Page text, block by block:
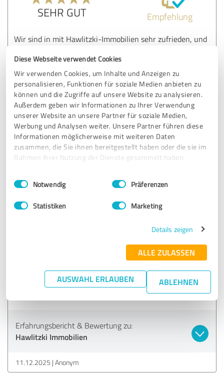
Diese Webseite verwendet Cookies
Wir verwenden Cookies, um Inhalte und Anzeigen zu
personalisieren, Funktionen für soziale Medien anbieten zu
können und die Zugriffe auf unsere Website zu analysieren.
Außerdem geben wir Informationen zu Ihrer Verwendung
unserer Website an unsere Partner für soziale Medien,
Werbung und Analysen weiter. Unsere Partner führen diese
Informationen möglicherweise mit weiteren Daten
zusammen, die Sie ihnen bereitgestellt haben oder die sie im
Rahmen Ihrer Nutzung der Dienste gesammelt haben.
Impressum Datenschutzbestimmungen
Einwilligungsauswahl
Notwendig Präferenzen
Statistiken Marketing
Details zeigen
ALLE ZULASSEN
AUSWAHL ERLAUBEN ABLEHNEN
SEHR GUT Empfehlung
Wir sind in mit Hawlitzki-Immobilien sehr zufrieden, und
War ein "Sorglos-Paket"
Erfahrungsbericht & Bewertung zu:
Hawlitzki Immobilien
12.12.2025 Anonym
SEHR GUT
unserer Immobilie gut, alle Faktoren wurden
berücksichtigt, auch auf Umstände die den Wert negativ
Alles im Allen waren mit von der Beratung und
Einschätzung zufrieden und haben jetzt eine reale
Vorstellung über den Wert unserer Immobilien.
Erfahrungsbericht & Bewertung zu:
Hawlitzki Immobilien
11.12.2025 Anonym